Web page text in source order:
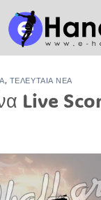
, ΤΕΛΕΥΤΑΊΑ ΝΈΑ
Live